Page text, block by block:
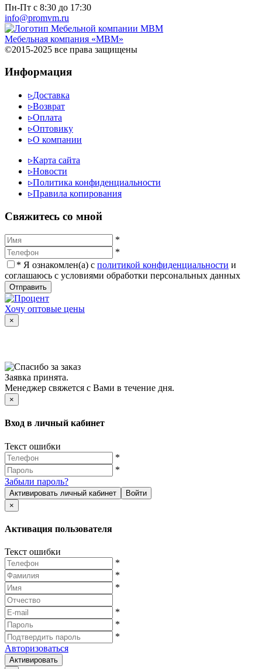
Пн-Пт с 8:30 до 17:30
info@promvm.ru
Мебельная компания «МВМ»
©2015-2025 все права защищены
Информация
▹Доставка
▹Возврат
▹Оплата
▹Оптовику
▹О компании
▹Карта сайта
▹Новости
▹Политика конфиденциальности
▹Правила копирования
Cвяжитесь со мной
*
*
* Я ознакомлен(а) с политикой конфиденциальности и
соглашаюсь с условиями обработки персональных данных
Отправить
Хочу оптовые цены
×
Заявка принята.
Менеджер свяжется с Вами в течение дня.
×
Вход в личный кабинет
Текст ошибки
*
*
Забыли пароль?
Активировать личный кабинет
Войти
×
Активация пользователя
Текст ошибки
*
*
*
*
*
*
Авторизоваться
Активировать